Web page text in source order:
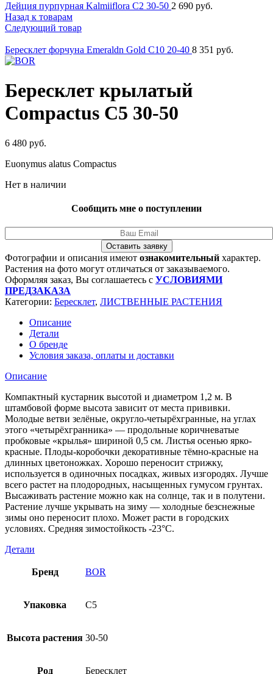
Дейция пурпурная Kalmiiflora C2 30-50 2 690 руб.
Назад к товарам
Следующий товар
Бересклет форчуна Emeraldn Gold C10 20-40 8 351 руб.
Бересклет крылатый
Compactus C5 30-50
6 480 руб.
Euonymus alatus Compactus
Нет в наличии
Сообщить мне о поступлении
Оставить заявку
Фотографии и описания имеют ознакомительный характер.
Растения на фото могут отличаться от заказываемого.
Оформляя заказ, Вы соглашаетесь с УСЛОВИЯМИ
ПРЕДЗАКАЗА
Категории: Бересклет, ЛИСТВЕННЫЕ РАСТЕНИЯ
Описание
Детали
О бренде
Условия заказа, оплаты и доставки
Описание
Компактный кустарник высотой и диаметром 1,2 м. В
штамбовой форме высота зависит от места прививки.
Молодые ветви зелёные, округло-четырёхгранные, на углах
этого «четырёхгранника» — продольные коричневатые
пробковые «крылья» шириной 0,5 см. Листья осенью ярко-
красные. Плоды-коробочки декоративные тёмно-красные на
длинных цветоножках. Хорошо переносит стрижку,
используется в одиночных посадках, живых изгородях. Лучше
всего растет на плодородных, насыщенных гумусом грунтах.
Высаживать растение можно как на солнце, так и в полутени.
Растение лучше укрывать на зиму — холодные безснежные
зимы оно переносит плохо. Может расти в городских
условиях. Средняя зимостойкость -23°С.
Детали
Бренд BOR
Упаковка C5
Высота растения 30-50
Род Бересклет